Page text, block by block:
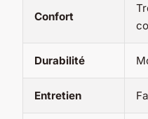
Confort
Durabilité
Entretien